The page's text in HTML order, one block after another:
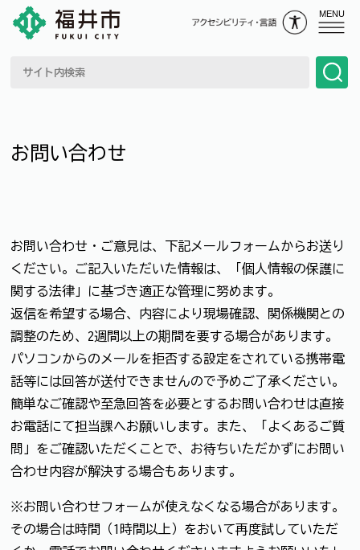
MENU
お問い合わせ
お問い合わせ・ご意見は、下記メールフォームからお送り
ください。ご記入いただいた情報は、「個人情報の保護に
関する法律」に基づき適正な管理に努めます。
返信を希望する場合、内容により現場確認、関係機関との
調整のため、2週間以上の期間を要する場合があります。
パソコンからのメールを拒否する設定をされている携帯電
話等には回答が送付できませんので予めご了承ください。
簡単なご確認や至急回答を必要とするお問い合わせは直接
お電話にて担当課へお願いします。また、「よくあるご質
問」をご確認いただくことで、お待ちいただかずにお問い
合わせ内容が解決する場合もあります。
※お問い合わせフォームが使えなくなる場合があります。
その場合は時間（1時間以上）をおいて再度試していただ